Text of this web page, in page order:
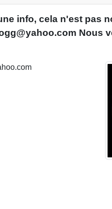
info, cela n'est pas
Nous